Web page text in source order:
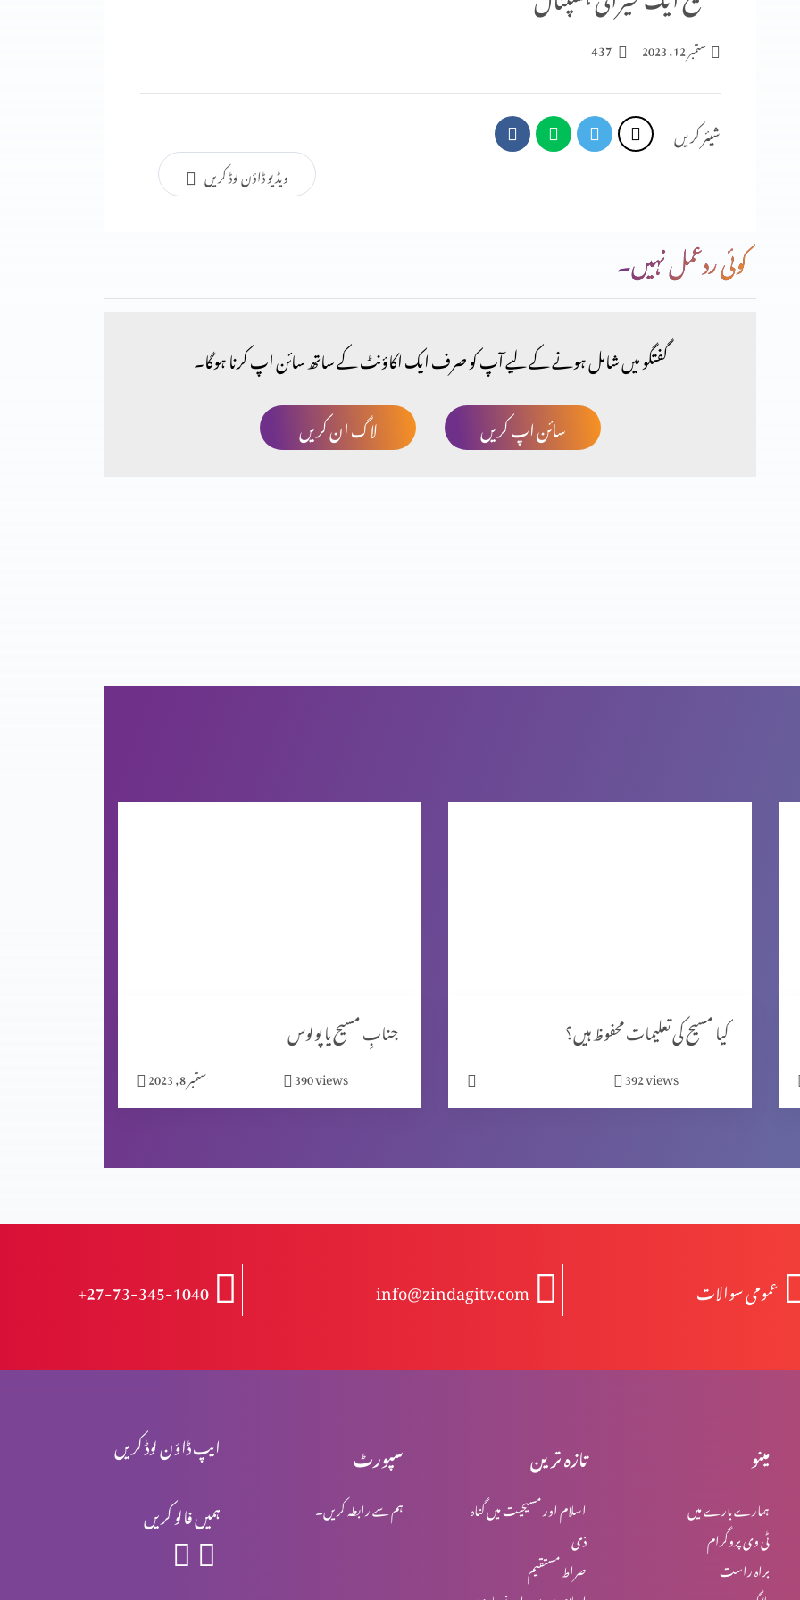
ستمبر 12, 2023 437
شیئر کریں
ویڈیو ڈاؤن لوڈ کریں
کوئی ردعمل نہیں۔
گفتگو میں شامل ہونے کے لیے آپ کو صرف ایک اکاؤنٹ کے ساتھ سائن اپ کرنا ہوگا۔
لاگ ان کریں
سائن اپ کریں
جنابِ مسیح یا پولوس
ستمبر 8, 2023 390views
کیا مسیح کی تعلیمات محفوظ ہیں؟
392views
+27-73-345-1040 info@zindagitv.com عمومی سوالات
ایپ ڈاؤن لوڈ کریں
ہمیں فالو کریں
سپورٹ
ہم سے رابطہ کریں۔
تازہ ترین
اسلام اور مسیحیت میں گناہ
ذمی
صراط مستقیم
مینو
ہمارے بارے میں
ٹی وی پروگرام
براہ راست